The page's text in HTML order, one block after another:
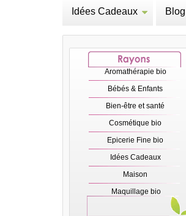
Idées Cadeaux Blog
Aromathérapie bio
Bébés & Enfants
Bien-être et santé
Cosmétique bio
Epicerie Fine bio
Idées Cadeaux
Maison
Maquillage bio